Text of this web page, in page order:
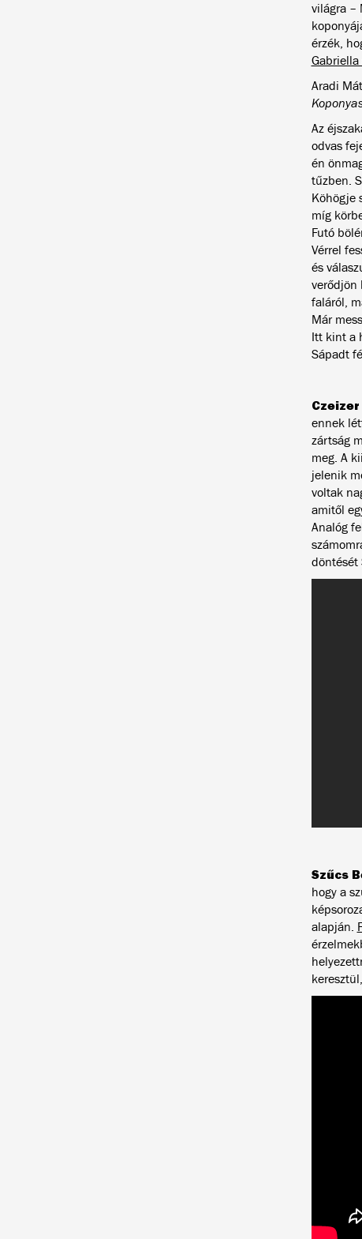
világra –
érzék,
Gabriella
Aradi
Az
odvas
én
tűzben.
Köhögje
míg
Futó
Vérrel
és
verődjön
faláról,
Már
Itt kint a
Sápadt
ennek
zártság
meg. A
jelenik
voltak
amitől
Analóg
döntését
Szűcs
hogy a
alapján.